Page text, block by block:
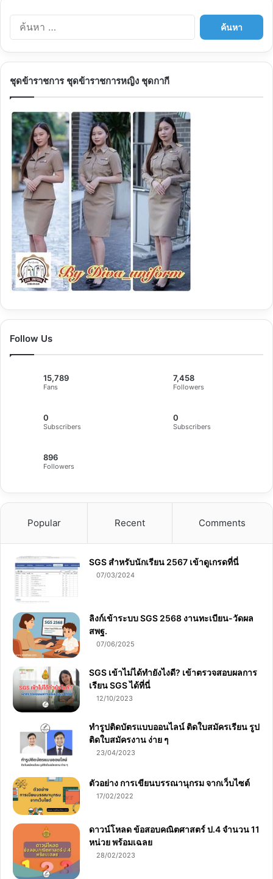
ค้
น
รั
ชุดข้าราชการ ชุดข้าราชการหญิง ชุดกากี
Follow Us
15,789
Fans
7,458
Followers
0
Subscribers
0
Subscribers
896
Followers
Popular Recent Comments
SGS สําหรับนักเรียน 2567 เข้าดูเกรดที่นี่
07/03/2024
ลิงก์เข้าระบบ SGS 2568 งานทะเบียน-วัดผล
สพฐ.
07/06/2025
SGS เข้าไม่ได้ทำยังไงดี? เข้าตรวจสอบผลการ
เรียน SGS ได้ที่นี่
12/10/2023
ทำรูปติดบัตรแบบออนไลน์ ติดใบสมัครเรียน รูป
ติดใบสมัครงาน ง่าย ๆ
23/04/2023
ตัวอย่าง การเขียนบรรณานุกรม จากเว็บไซต์
17/02/2022
ดาวน์โหลด ข้อสอบคณิตศาสตร์ ป.4 จำนวน 11
หน่วย พร้อมเฉลย
28/02/2023